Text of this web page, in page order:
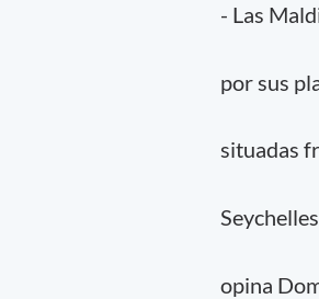
- Las
por sus
situadas
opina